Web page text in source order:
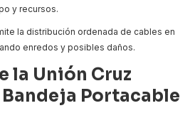
y recursos.
la distribución ordenada de cables en
enredos y posibles daños.
la Unión Cruz
Portacable